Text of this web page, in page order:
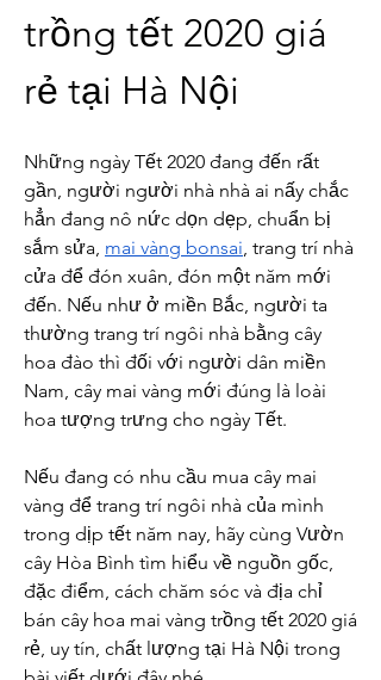
trồng tết 2020 giá
rẻ tại Hà Nội
Những ngày Tết 2020 đang đến rất
gần, người người nhà nhà ai nấy chắc
hẳn đang nô nức dọn dẹp, chuẩn bị
sắm sửa, mai vàng bonsai, trang trí nhà
cửa để đón xuân, đón một năm mới
đến. Nếu như ở miền Bắc, người ta
thường trang trí ngôi nhà bằng cây
hoa đào thì đối với người dân miền
Nam, cây mai vàng mới đúng là loài
hoa tượng trưng cho ngày Tết.
Nếu đang có nhu cầu mua cây mai
vàng để trang trí ngôi nhà của mình
trong dịp tết năm nay, hãy cùng Vườn
cây Hòa Bình tìm hiểu về nguồn gốc,
đặc điểm, cách chăm sóc và địa chỉ
bán cây hoa mai vàng trồng tết 2020 giá
rẻ, uy tín, chất lượng tại Hà Nội trong